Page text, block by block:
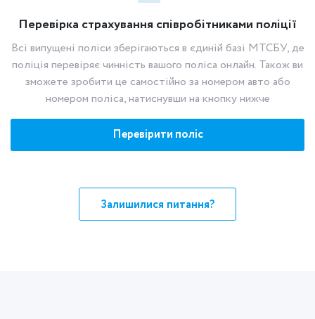
Перевірка страхування співробітниками поліції
Всі випущені поліси зберігаються в єдиній базі МТСБУ, де
поліція перевіряє чинність вашого поліса онлайн. Також ви
зможете зробити це самостійно за номером авто або
номером поліса, натиснувши на кнопку нижче
Перевірити поліс
Залишилися питання?